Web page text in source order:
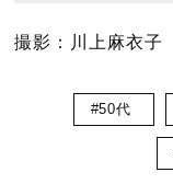
撮影：川上麻衣子
#50代